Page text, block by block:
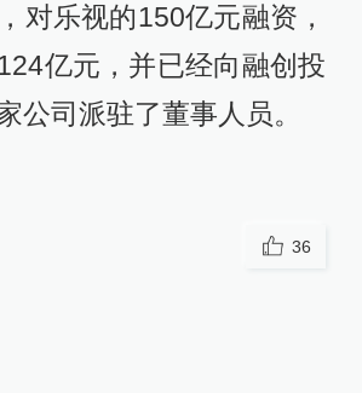
对乐视的150亿元融资，
亿元，并已经向融创投
公司派驻了董事人员。
36